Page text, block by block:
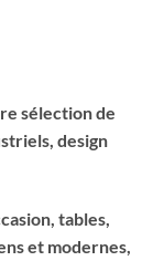
sélection de
design
tables,
et modernes,